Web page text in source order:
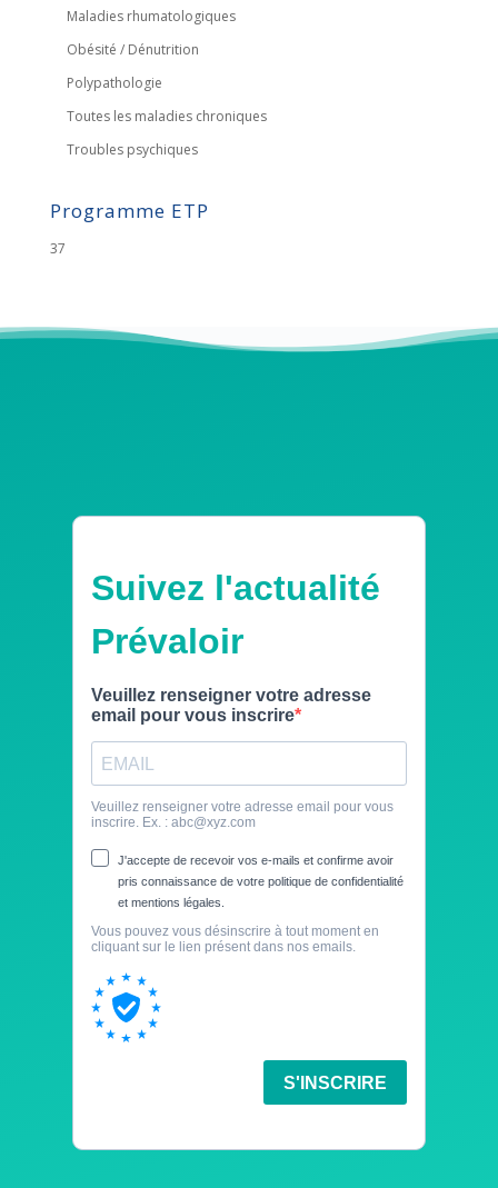
Maladies rhumatologiques
Obésité / Dénutrition
Polypathologie
Toutes les maladies chroniques
Troubles psychiques
Programme ETP
37